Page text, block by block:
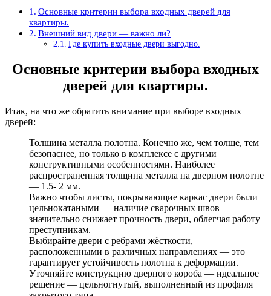
Основные критерии выбора входных дверей для
квартиры.
Внешний вид двери — важно ли?
Где купить входные двери выгодно.
Основные критерии выбора входных
дверей для квартиры.
Итак, на что же обратить внимание при выборе входных
дверей:
Толщина металла полотна. Конечно же, чем толще, тем
безопаснее, но только в комплексе с другими
конструктивными особенностями. Наиболее
распространенная толщина металла на дверном полотне
— 1.5- 2 мм.
Важно чтобы листы, покрывающие каркас двери были
цельнокатаными — наличие сварочных швов
значительно снижает прочность двери, облегчая работу
преступникам.
Выбирайте двери с ребрами жёсткости,
расположенными в различных направлениях — это
гарантирует устойчивость полотна к деформации.
Уточняйте конструкцию дверного короба — идеальное
решение — цельногнутый, выполненный из профиля